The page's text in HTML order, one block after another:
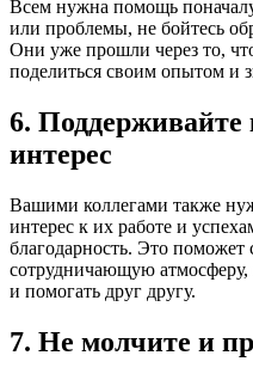
Всем нужна помощь
или проблемы, не бойтесь
Они уже прошли через то,
поделиться своим опытом и
6. Поддерживайте
интерес
Вашими коллегами также
интерес к их работе и
благодарность. Это поможет
сотрудничающую атмосферу,
и помогать друг другу.
7. Не молчите и